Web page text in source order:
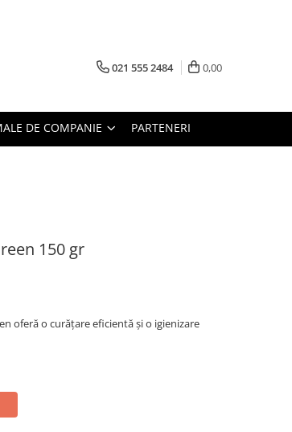
021 555 2484 0,00
DE COMPANIE PARTENERI
150 gr
oferă o curățare eficientă și o igienizare